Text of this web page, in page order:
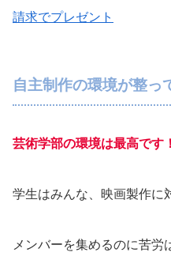
請求でプレゼント
自主制作の環境が整っ
芸術学部の環境は最高です！
学生はみんな、映画製作に
メンバーを集めるのに苦労